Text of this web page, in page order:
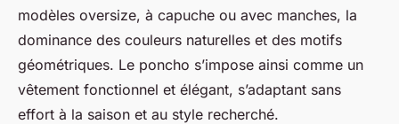
modèles oversize, à capuche ou avec manches, la
dominance des couleurs naturelles et des motifs
géométriques. Le poncho s’impose ainsi comme un
vêtement fonctionnel et élégant, s’adaptant sans
effort à la saison et au style recherché.